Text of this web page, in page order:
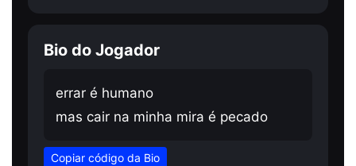
Bio do Jogador
errar é humano
mas cair na minha mira é pecado
Copiar código da Bio